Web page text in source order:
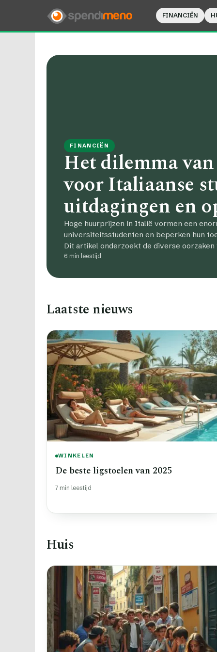
FINANCIËN
FINANCIËN
Het dilemma
voor Italiaanse
uitdagingen en
Hoge huurprijzen in Italië vormen een
universiteitsstudenten en beperken hun
Dit artikel onderzoekt de diverse oorzaken
6 min leestijd
Laatste nieuws
WINKELEN
De beste ligstoelen van 2025
7 min leestijd
Huis